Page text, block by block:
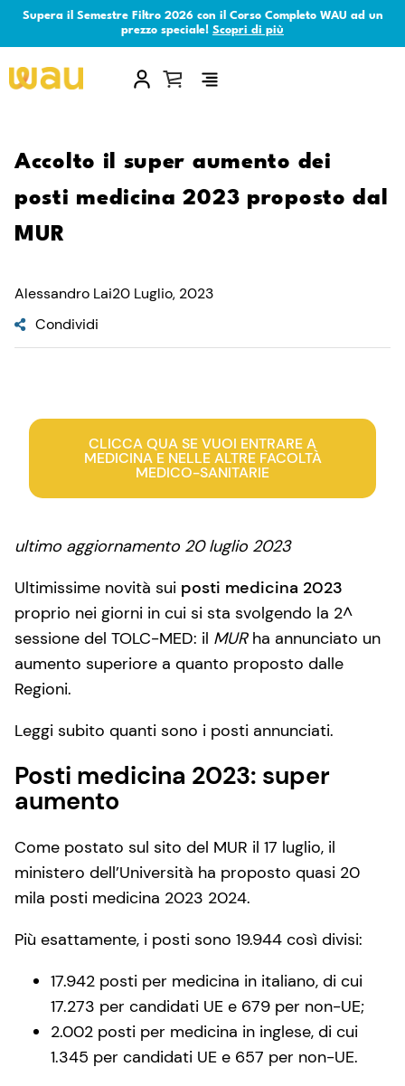
Supera il Semestre Filtro 2026 con il Corso Completo WAU ad un
prezzo speciale! Scopri di più
×
Accolto il super aumento dei
posti medicina 2023 proposto dal
MUR
Alessandro Lai20 Luglio, 2023
Condividi
CLICCA QUA SE VUOI ENTRARE A
MEDICINA E NELLE ALTRE FACOLTÀ
MEDICO-SANITARIE
ultimo aggiornamento 20 luglio 2023
Ultimissime novità sui posti medicina 2023
proprio nei giorni in cui si sta svolgendo la 2^
sessione del TOLC-MED: il MURha annunciato un
aumento superiore a quanto proposto dalle
Regioni.
Leggi subito quanti sono i posti annunciati.
Posti medicina 2023: super
aumento
Come postato sul sito del MUR il 17 luglio, il
ministero dell’Università ha proposto quasi 20
mila posti medicina 2023 2024.
Più esattamente, i posti sono 19.944 così divisi:
17.942 posti per medicina in italiano, di cui
17.273 per candidati UE e 679 per non-UE;
2.002 posti per medicina in inglese, di cui
1.345 per candidati UE e 657 per non-UE.